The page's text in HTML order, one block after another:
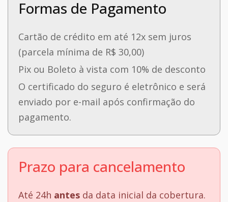
Formas de Pagamento
Cartão de crédito em até 12x sem juros
(parcela mínima de R$ 30,00)
Pix ou Boleto à vista com 10% de desconto
O certificado do seguro é eletrônico e será
enviado por e-mail após confirmação do
pagamento.
Prazo para cancelamento
Até 24h antes da data inicial da cobertura.